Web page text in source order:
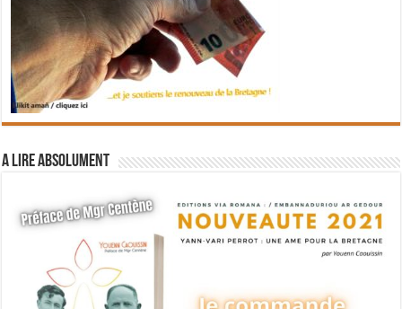
A lire absolument